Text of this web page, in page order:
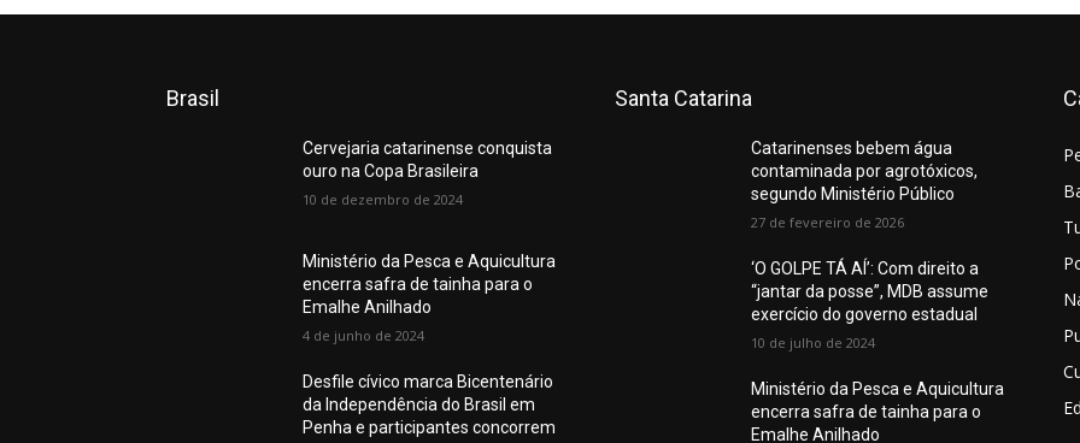
Brasil
Cervejaria catarinense conquista
ouro na Copa Brasileira
10 de dezembro de 2024
Ministério da Pesca e Aquicultura
encerra safra de tainha para o
Emalhe Anilhado
4 de junho de 2024
Desfile cívico marca Bicentenário
da Independência do Brasil em
Penha e participantes concorrem
Santa Catarina
Catarinenses bebem água
contaminada por agrotóxicos,
segundo Ministério Público
27 de fevereiro de 2026
‘O GOLPE TÁ AÍ’: Com direito a
“jantar da posse”, MDB assume
exercício do governo estadual
10 de julho de 2024
Ministério da Pesca e Aquicultura
encerra safra de tainha para o
Emalhe Anilhado